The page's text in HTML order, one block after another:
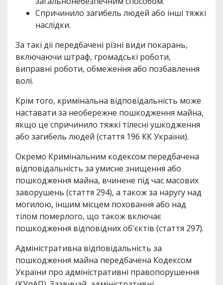
Спричинило загибель людей або інші тяжкі
наслідки.
За такі дії передбачені різні види покарань,
включаючи штраф, громадські роботи,
виправні роботи, обмеження або позбавлення
волі.
Крім того, кримінальна відповідальність може
наставати за необережне пошкодження майна,
якщо це спричинило тяжкі тілесні ушкодження
або загибель людей (стаття 196 КК України).
Окремо Кримінальним кодексом передбачена
відповідальність за умисне знищення або
пошкодження майна, вчинене під час масових
заворушень (стаття 294), а також за наругу над
могилою, іншим місцем поховання або над
тілом померлого, що також включає
пошкодження відповідних об'єктів (стаття 297).
Адміністративна відповідальність за
пошкодження майна передбачена Кодексом
України про адміністративні правопорушення